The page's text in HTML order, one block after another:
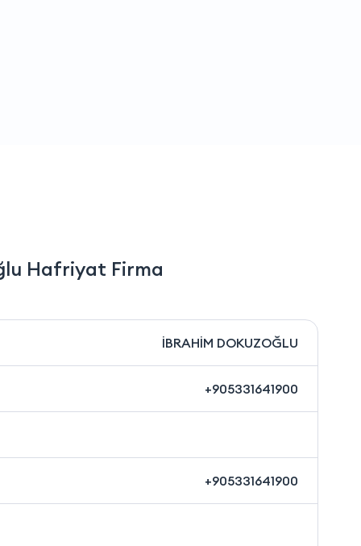
Hafriyat Firma
İBRAHİM DOKUZOĞLU
+905331641900
+905331641900